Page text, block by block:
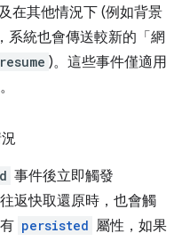
在其他情況下 (例如背景
系統也會傳送較新的「網
resume )。這些事件僅適用
事件後立即觸發
返快取還原時，也會觸
persisted 屬性，如果